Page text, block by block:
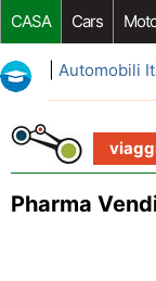
CASA Cars
Riparazione Auto
Automobili
Pharma